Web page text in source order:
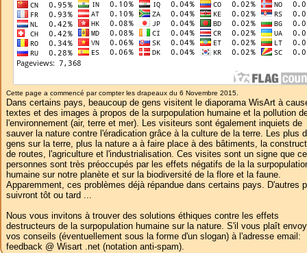
Cette page a commencé par compter les drapeaux du 6 Novembre 2015.
Dans certains pays, beaucoup de gens visitent le diaporama WisArt à
textes et des images à propos de la surpopulation humaine et la pollution
l'environnement (air, terre et mer). Les visiteurs sont également inquiets de
sauver la nature contre l'éradication grâce à la culture de la terre. Les plus
gens sur la terre, plus la nature a à faire place à des bâtiments, la
de routes, l'agriculture et l'industrialisation. Ces visites sont un signe que
personnes sont très préoccupés par les effets négatifs de la la
humaine sur notre planète et sur la biodiversité de la flore et la faune.
Apparemment, ces problèmes déjà répandue dans certains pays. D'autres
suivront tôt ou tard ...
Nous vous invitons à trouver des solutions éthiques contre les effets
destructeurs de la surpopulation humaine sur la nature. S'il vous plaît
vos conseils (éventuellement sous la forme d'un slogan) à l'adresse email:
feedback @ Wisart .net (notation anti-spam).